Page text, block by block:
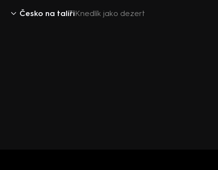
Česko na talířiKnedlík jako dezert